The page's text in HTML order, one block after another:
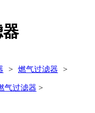
> 燃气过滤器 >
气过滤器 >